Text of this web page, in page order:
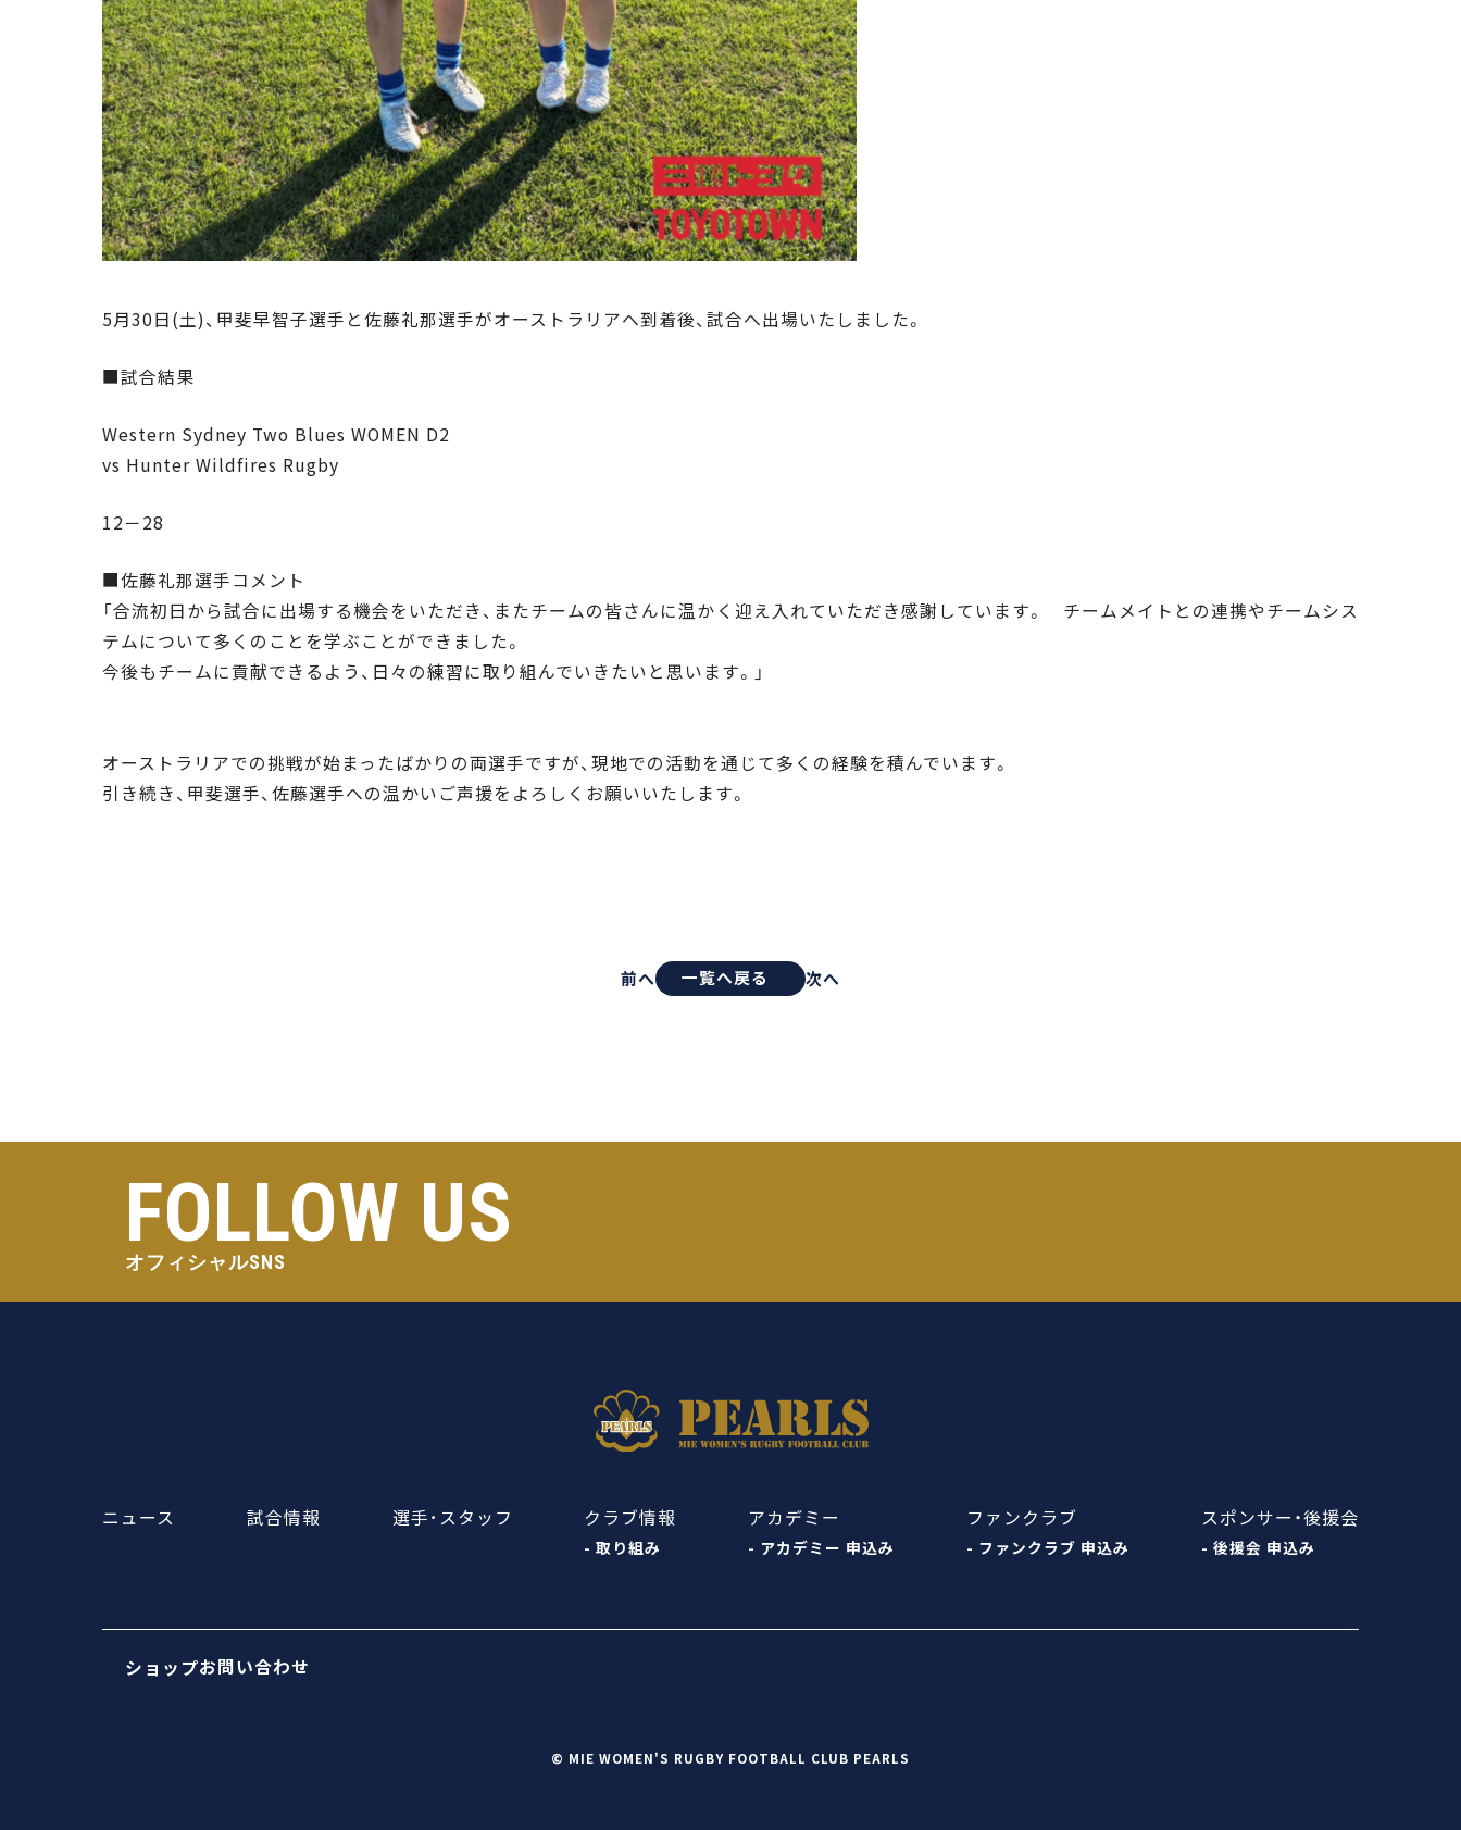
5月30日(土)、甲斐早智子選手と佐藤礼那選手がオーストラリアへ到着後、試合へ出場いたしました。
■試合結果
Western Sydney Two Blues WOMEN D2
vs Hunter Wildfires Rugby
12－28
■佐藤礼那選手コメント
「合流初日から試合に出場する機会をいただき、またチームの皆さんに温かく迎え入れていただき感謝しています。 チームメイトとの連携やチームシス
テムについて多くのことを学ぶことができました。
今後もチームに貢献できるよう、日々の練習に取り組んでいきたいと思います。」
オーストラリアでの挑戦が始まったばかりの両選手ですが、現地での活動を通じて多くの経験を積んでいます。
引き続き、甲斐選手、佐藤選手への温かいご声援をよろしくお願いいたします。
前へ 一覧へ戻る 次へ
FOLLOW US
オフィシャルSNS
ニュース 試合情報 選手･スタッフ クラブ情報
- 取り組み
アカデミー
- アカデミー 申込み
ファンクラブ
- ファンクラブ 申込み
スポンサー・後援会
- 後援会 申込み
ショップお問い合わせ
© MIE WOMEN'S RUGBY FOOTBALL CLUB PEARLS